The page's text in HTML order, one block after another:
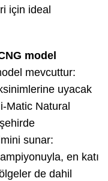
için ideal
model
mevcuttur:
uyacak
Matic Natural
sunar:
en katı
de dahil